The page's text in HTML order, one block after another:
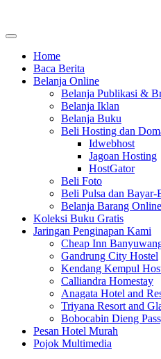
Home
Baca Berita
Belanja Online
Belanja Publikasi &
Belanja Iklan
Belanja Buku
Beli Hosting dan
Idwebhost
Jagoan Hosting
HostGator
Beli Foto
Beli Pulsa dan Bayar-
Belanja Barang Online
Koleksi Buku Gratis
Jaringan Penginapan Kami
Cheap Inn
Gandrung City Hostel
Kendang Kempul
Calliandra Homestay
Anagata Hotel and
Triyana Resort and
Bobocabin Dieng
Pesan Hotel Murah
Pojok Multimedia